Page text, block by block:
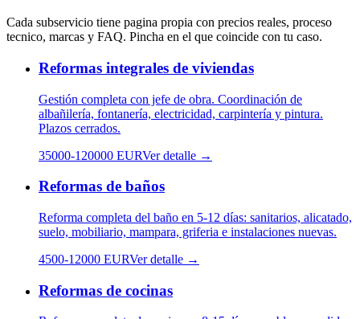
Cada subservicio tiene pagina propia con precios reales, proceso
tecnico, marcas y FAQ. Pincha en el que coincide con tu caso.
Reformas integrales de viviendas
Gestión completa con jefe de obra. Coordinación de
albañilería, fontanería, electricidad, carpintería y pintura.
Plazos cerrados.
35000-120000 EURVer detalle →
Reformas de baños
Reforma completa del baño en 5-12 días: sanitarios, alicatado,
suelo, mobiliario, mampara, griferia e instalaciones nuevas.
4500-12000 EURVer detalle →
Reformas de cocinas